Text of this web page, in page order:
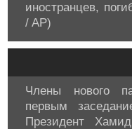
иностранцев,
/ AP)
Члены нового
первым
Президент